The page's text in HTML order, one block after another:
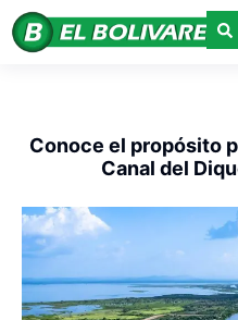
Conoce el propósito
Canal del